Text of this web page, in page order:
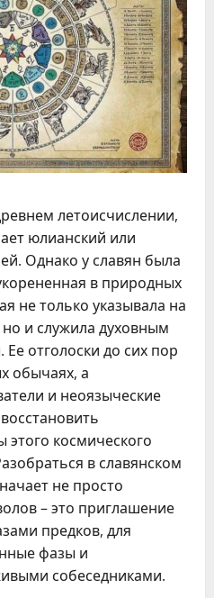
летоисчислении,
юлианский или
Однако у славян была
в природных
не только указывала на
и служила духовным
отголоски до сих пор
обычаях, а
и неоязыческие
космического
в славянском
не просто
– это приглашение
предков, для
фазы и
собеседниками.